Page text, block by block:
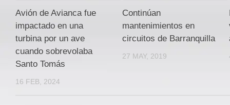
Avión de Avianca fue
impactado en una
turbina por un ave
cuando sobrevolaba
Santo Tomás
16 FEB, 2024
Continúan
mantenimientos en
circuitos de Barranquilla
27 MAY, 2019